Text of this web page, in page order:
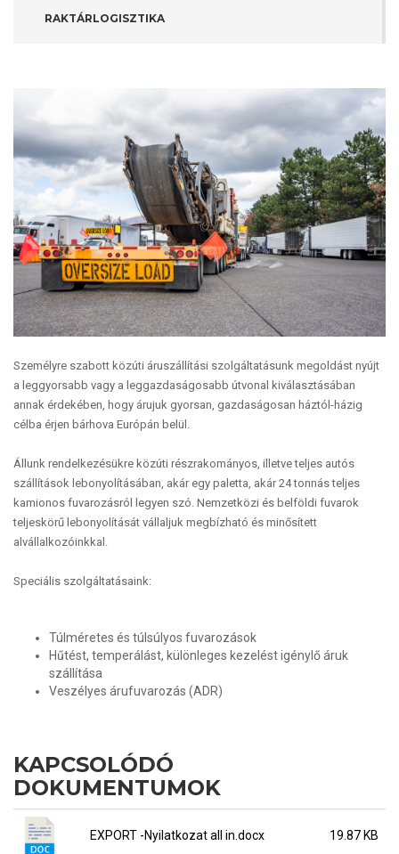
RAKTÁRLOGISZTIKA
Személyre szabott közúti áruszállítási szolgáltatásunk megoldást nyújt
a leggyorsabb vagy a leggazdaságosabb útvonal kiválasztásában
annak érdekében, hogy árujuk gyorsan, gazdaságosan háztól-házig
célba érjen bárhova Európán belül.
Állunk rendelkezésükre közúti részrakományos, illetve teljes autós
szállítások lebonyolításában, akár egy paletta, akár 24 tonnás teljes
kamionos fuvarozásról legyen szó. Nemzetközi és belföldi fuvarok
teljeskörű lebonyolítását vállaljuk megbízható és minősített
alvállalkozóinkkal.
Speciális szolgáltatásaink:
Túlméretes és túlsúlyos fuvarozások
Hűtést, temperálást, különleges kezelést igénylő áruk
szállítása
Veszélyes árufuvarozás (ADR)
KAPCSOLÓDÓ
DOKUMENTUMOK
EXPORT -Nyilatkozat all in.docx 19.87 KB